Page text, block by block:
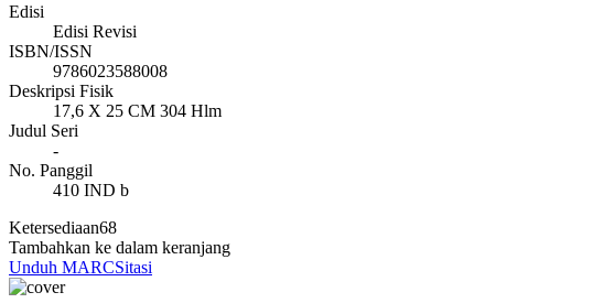
Edisi
Edisi Revisi
ISBN/ISSN
9786023588008
Deskripsi Fisik
17,6 X 25 CM 304 Hlm
Judul Seri
-
No. Panggil
410 IND b
Ketersediaan68
Tambahkan ke dalam keranjang
Unduh MARCSitasi